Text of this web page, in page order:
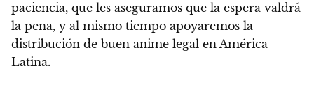
paciencia, que les aseguramos que la espera valdrá
la pena, y al mismo tiempo apoyaremos la
distribución de buen anime legal en América
Latina.